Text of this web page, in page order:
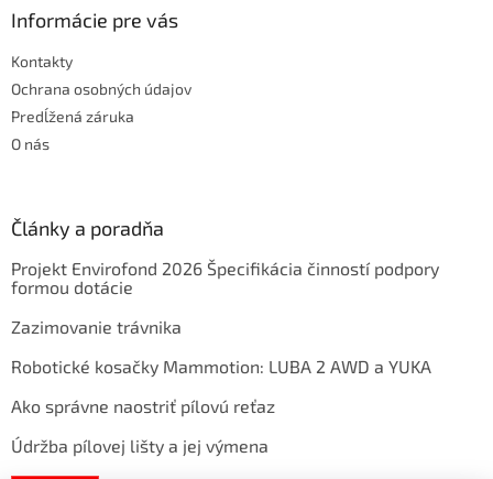
Informácie pre vás
Kontakty
Ochrana osobných údajov
Predĺžená záruka
O nás
Články a poradňa
Projekt Envirofond 2026 Špecifikácia činností podpory
formou dotácie
Zazimovanie trávnika
Robotické kosačky Mammotion: LUBA 2 AWD a YUKA
Ako správne naostriť pílovú reťaz
Údržba pílovej lišty a jej výmena